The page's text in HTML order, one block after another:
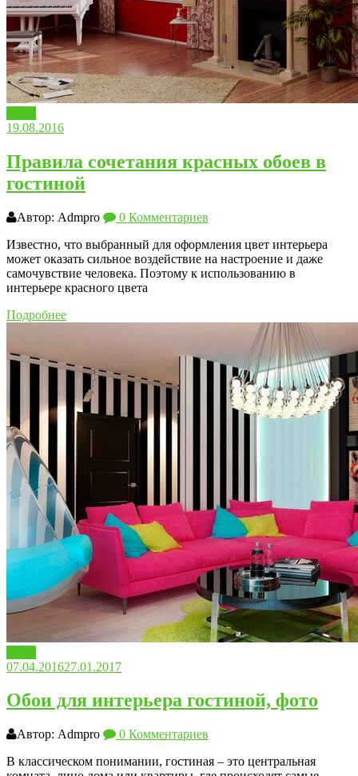
19.08.2016
Правила сочетания красных обоев в
гостиной
Автор: Admpro
0 Комментариев
Известно, что выбранный для оформления цвет интерьера
может оказать сильное воздействие на настроение и даже
самочувствие человека. Поэтому к использованию в
интерьере красного цвета
Подробнее
07.04.201627.01.2017
Обои для интерьера гостиной, фото
Автор: Admpro
0 Комментариев
В классическом понимании, гостиная – это центральная